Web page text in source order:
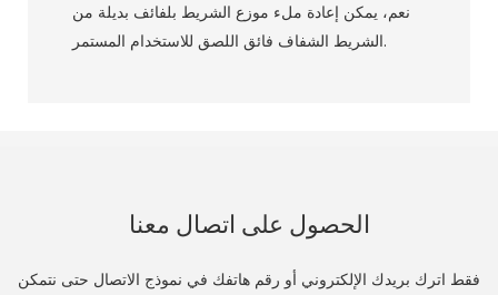
نعم، يمكن إعادة ملء موزع الشريط بلفائف بديلة من
الشريط الشفاف فائق اللصق للاستخدام المستمر.
الحصول على اتصال معنا
فقط اترك بريدك الإلكتروني أو رقم هاتفك في نموذج الاتصال حتى نتمكن